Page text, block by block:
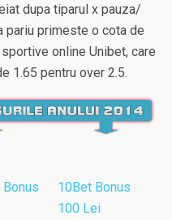
dupa tiparul x pauza/
pariu primeste o cota de
online Unibet, care
1.65 pentru over 2.5.
10Bet Bonus
100 Lei